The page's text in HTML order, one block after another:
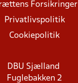
Forsikringer
Privatlivspolitik
Cookiepolitik
DBU Sjælland
Fuglebakken 2